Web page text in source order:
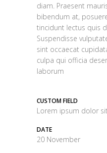
diam. Praesent
bibendum at,
tincidunt lectus quis
Suspendisse
sint occaecat
culpa qui officia
laborum
CUSTOM FIELD
Lorem ipsum dolor
DATE
20 November